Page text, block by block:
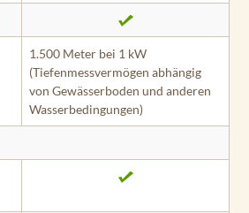
1.500 Meter bei 1 kW
(Tiefenmessvermögen abhängig
von Gewässerboden und anderen
Wasserbedingungen)